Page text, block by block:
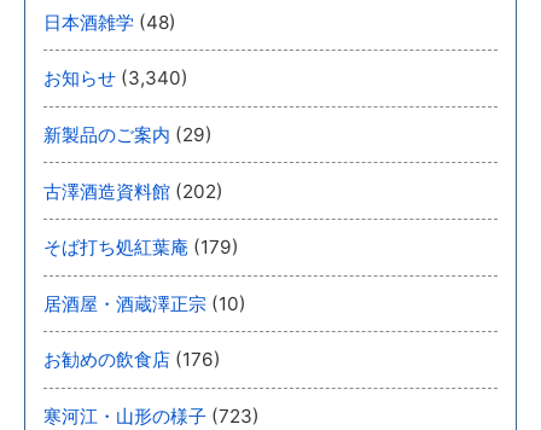
日本酒雑学 (48)
お知らせ (3,340)
新製品のご案内 (29)
古澤酒造資料館 (202)
そば打ち処紅葉庵 (179)
居酒屋・酒蔵澤正宗 (10)
お勧めの飲食店 (176)
寒河江・山形の様子 (723)